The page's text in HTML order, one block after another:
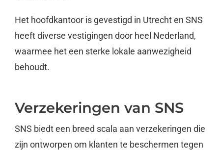
Het hoofdkantoor is gevestigd in Utrecht en SNS
heeft diverse vestigingen door heel Nederland,
waarmee het een sterke lokale aanwezigheid
behoudt.
Verzekeringen van SNS
SNS biedt een breed scala aan verzekeringen die
zijn ontworpen om klanten te beschermen tegen